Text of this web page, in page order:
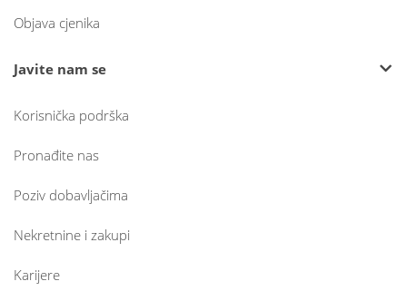
Objava cjenika
Javite nam se
Korisnička podrška
Pronađite nas
Poziv dobavljačima
Nekretnine i zakupi
Karijere